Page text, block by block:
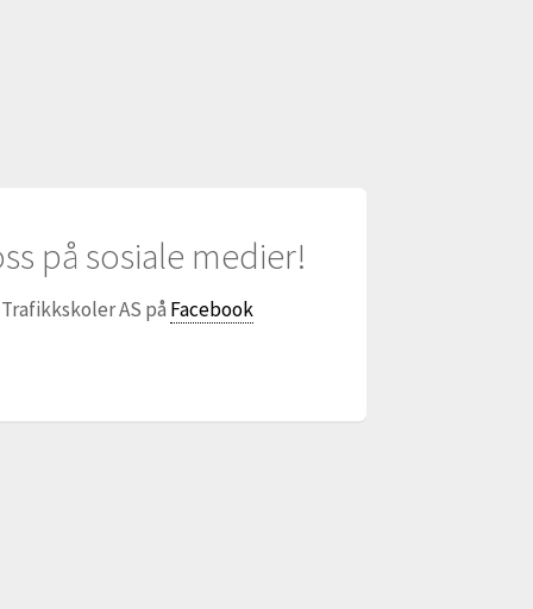
på sosiale medier!
AS på Facebook